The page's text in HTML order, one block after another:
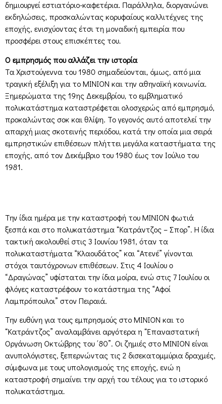
δημιουργεί εστιατόριο-καφετέρια. Παράλληλα, διοργανώνει
εκδηλώσεις, προσκαλώντας κορυφαίους καλλιτέχνες της
εποχής, ενισχύοντας έτσι τη μοναδική εμπειρία που
προσφέρει στους επισκέπτες του.
Ο εμπρησμός που αλλάζει την ιστορία
Τα Χριστούγεννα του 1980 σημαδεύονται, όμως, από μια
τραγική εξέλιξη για το ΜΙΝΙΟΝ και την αθηναϊκή κοινωνία.
Ξημερώματα της 19ης Δεκεμβρίου, το εμβληματικό
πολυκατάστημα καταστρέφεται ολοσχερώς από εμπρησμό,
προκαλώντας σοκ και θλίψη. Το γεγονός αυτό αποτελεί την
απαρχή μιας σκοτεινής περιόδου, κατά την οποία μια σειρά
εμπρηστικών επιθέσεων πλήττει μεγάλα καταστήματα της
εποχής, από τον Δεκέμβριο του 1980 έως τον Ιούλιο του
1981.
Την ίδια ημέρα με την καταστροφή του ΜΙΝΙΟΝ φωτιά
ξεσπά και στο πολυκατάστημα “Κατράντζος – Σπορ”. Η ίδια
τακτική ακολουθεί στις 3 Ιουνίου 1981, όταν τα
πολυκαταστήματα “Κλαουδάτος” και “Ατενέ” γίνονται
στόχοι ταυτόχρονων επιθέσεων. Στις 4 Ιουλίου ο
“Δραγώνας” υφίσταται την ίδια μοίρα, ενώ στις 7 Ιουλίου οι
φλόγες καταστρέφουν το κατάστημα της “Αφοί
Λαμπρόπουλοι” στον Πειραιά.
Την ευθύνη για τους εμπρησμούς στο ΜΙΝΙΟΝ και το
“Κατράντζος” αναλαμβάνει αργότερα η “Επαναστατική
Οργάνωση Οκτώβρης του ΄80”. Οι ζημιές στο ΜΙΝΙΟΝ είναι
ανυπολόγιστες, ξεπερνώντας τις 2 δισεκατομμύρια δραχμές,
σύμφωνα με τους υπολογισμούς της εποχής, ενώ η
καταστροφή σημαίνει την αρχή του τέλους για το ιστορικό
πολυκατάστημα.